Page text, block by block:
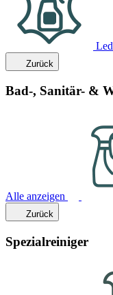
Zurück
Bad-, Sanitär- &
Alle anzeigen
Zurück
Spezialreiniger